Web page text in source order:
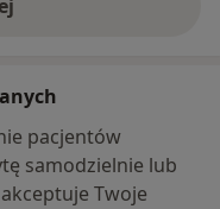
pacjentów
samodzielnie lub
Twoje